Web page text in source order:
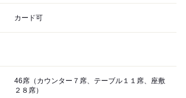
カード可
46席（カウンター７席、テーブル１１席、座敷
２８席）